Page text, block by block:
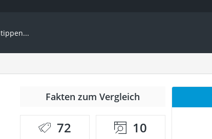
Fakten zum Vergleich
72 10